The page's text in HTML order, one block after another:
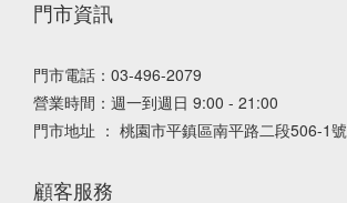
門市資訊
門市電話：03-496-2079
營業時間：週一到週日 9:00 - 21:00
門市地址 ： 桃園市平鎮區南平路二段506-1號
顧客服務